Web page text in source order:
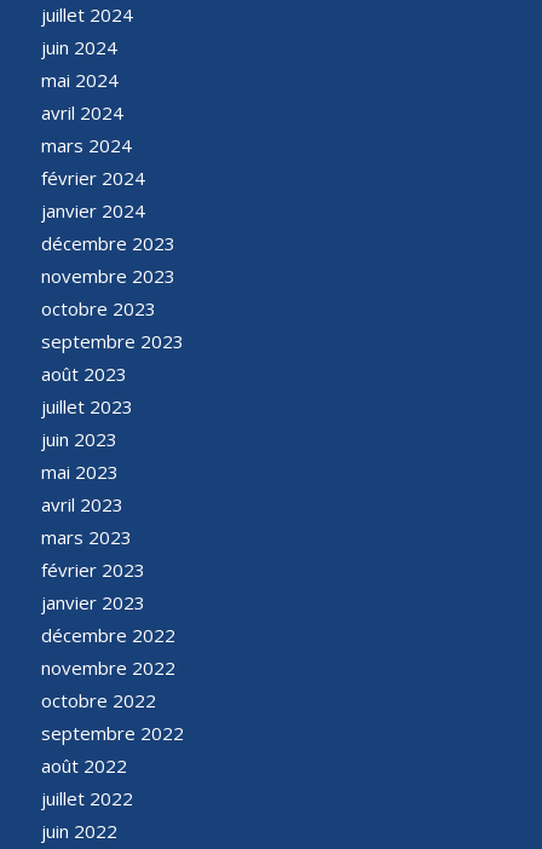
juillet 2024
juin 2024
mai 2024
avril 2024
mars 2024
février 2024
janvier 2024
décembre 2023
novembre 2023
octobre 2023
septembre 2023
août 2023
juillet 2023
juin 2023
mai 2023
avril 2023
mars 2023
février 2023
janvier 2023
décembre 2022
novembre 2022
octobre 2022
septembre 2022
août 2022
juillet 2022
juin 2022